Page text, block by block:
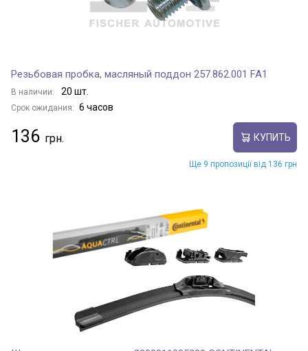
Резьбовая пробка, масляный поддон 257.862.001 FA1
В наличии: 20 шт.
Срок ожидания: 6 часов
136 КУПИТЬ
Ще 9 пропозиції від 136 грн